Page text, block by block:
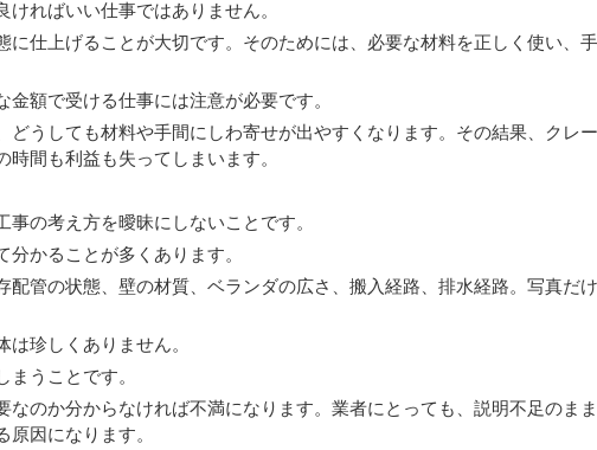
ればいい仕事ではありません。
に仕上げることが大切です。そのためには、必要な材料を正しく使い、
額で受ける仕事には注意が必要です。
どうしても材料や手間にしわ寄せが出やすくなります。その結果、クレ
間も利益も失ってしまいます。
の考え方を曖昧にしないことです。
かることが多くあります。
配管の状態、壁の材質、ベランダの広さ、搬入経路、排水経路。写真だ
珍しくありません。
まうことです。
なのか分からなければ不満になります。業者にとっても、説明不足のま
因になります。